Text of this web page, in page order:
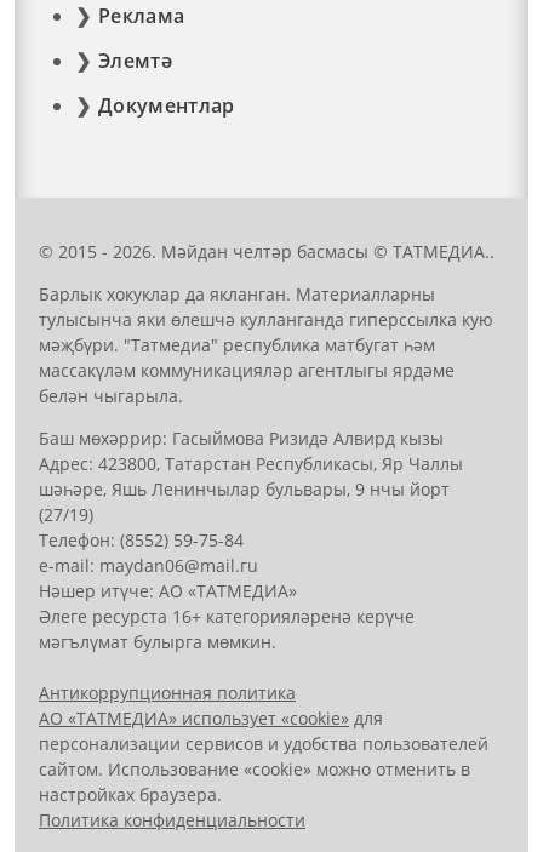
Реклама
Элемтә
Документлар
© 2015 - 2026. Мәйдан челтәр басмасы © ТАТМЕДИА..
Барлык хокуклар да якланган. Материалларны
тулысынча яки өлешчә кулланганда гиперссылка кую
мәҗбүри. "Татмедиа" республика матбугат һәм
массакүләм коммуникацияләр агентлыгы ярдәме
белән чыгарыла.
Баш мөхәррир: Гасыймова Ризидә Алвирд кызы
Адрес: 423800, Татарстан Республикасы, Яр Чаллы
шәһәре, Яшь Ленинчылар бульвары, 9 нчы йорт
(27/19)
Телефон: (8552) 59-75-84
е-mail: mауdаn06@mail.гu
Нәшер итүче: АО «ТАТМЕДИА»
Әлеге ресурста 16+ категорияләренә керүче
мәгълүмат булырга мөмкин.
Антикоррупционная политика
АО «ТАТМЕДИА» использует «cookie» для
персонализации сервисов и удобства пользователей
сайтом. Использование «cookie» можно отменить в
настройках браузера.
Политика конфиденциальности